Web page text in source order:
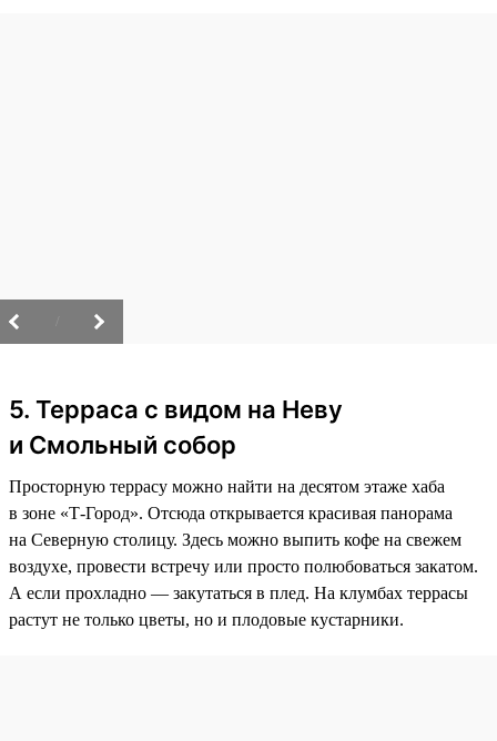
5. Терраса с видом на Неву
и Смольный собор
Просторную террасу можно найти на десятом этаже хаба
в зоне «Т-Город». Отсюда открывается красивая панорама
на Северную столицу. Здесь можно выпить кофе на свежем
воздухе, провести встречу или просто полюбоваться закатом.
А если прохладно — закутаться в плед. На клумбах террасы
растут не только цветы, но и плодовые кустарники.